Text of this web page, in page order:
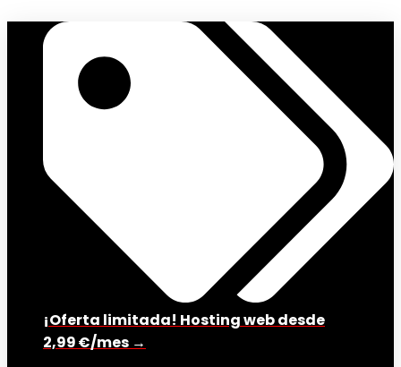
¡Oferta limitada! Hosting web desde
2,99 €/mes →